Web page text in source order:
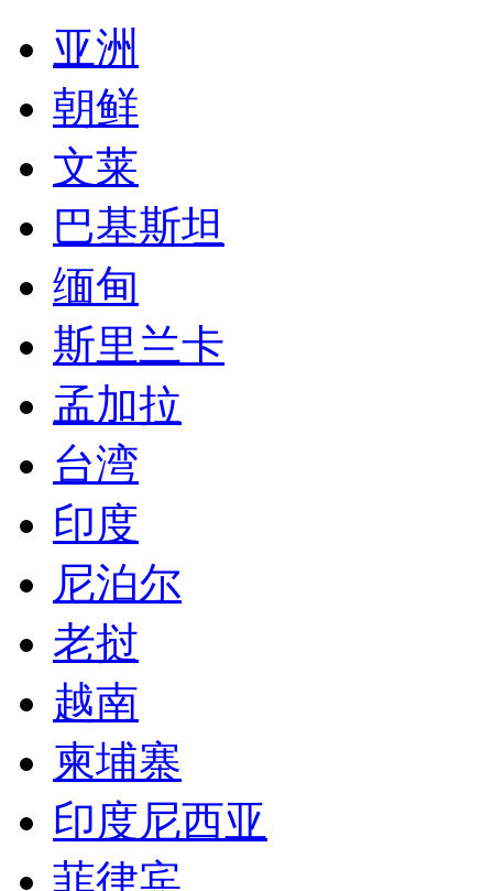
缅甸
斯里兰卡
孟加拉
台湾
印度
尼泊尔
老挝
越南
柬埔寨
印度尼西亚
菲律宾
马来西亚
泰国
新加坡
韩国